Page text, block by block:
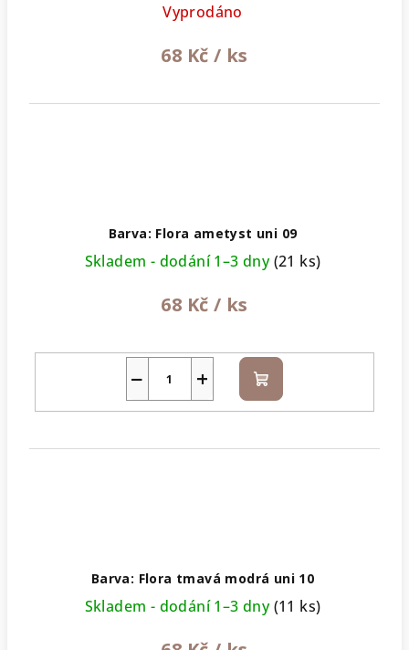
Vyprodáno
68 Kč / ks
Barva: Flora ametyst uni 09
Skladem - dodání 1–3 dny(21 ks)
68 Kč / ks
+
− Do
košíku
Barva: Flora tmavá modrá uni 10
Skladem - dodání 1–3 dny(11 ks)